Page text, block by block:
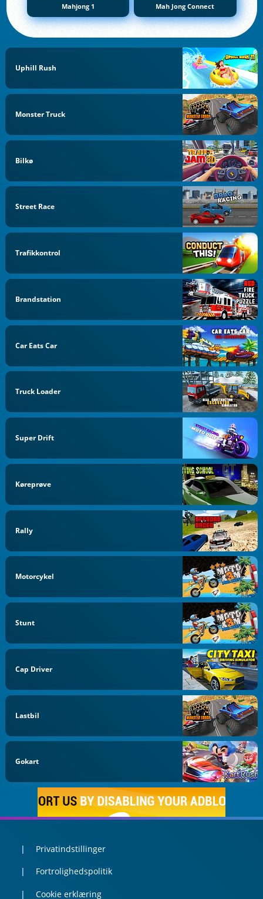
Mahjong 1 Mah Jong Connect
Uphill Rush
Monster Truck
Bilkø
Street Race
Trafikkontrol
Brandstation
Car Eats Car
Truck Loader
Super Drift
Køreprøve
Rally
Motorcykel
Stunt
Cap Driver
Lastbil
Gokart
Privatindstillinger
Fortrolighedspolitik
Cookie erklæring